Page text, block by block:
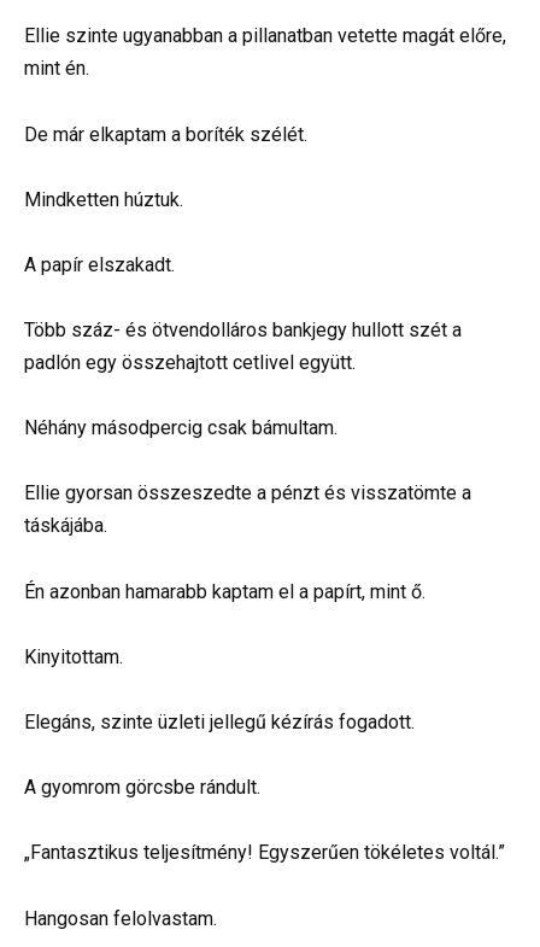
Ellie szinte ugyanabban a pillanatban vetette magát előre,
mint én.
De már elkaptam a boríték szélét.
Mindketten húztuk.
A papír elszakadt.
Több száz- és ötvendolláros bankjegy hullott szét a
padlón egy összehajtott cetlivel együtt.
Néhány másodpercig csak bámultam.
Ellie gyorsan összeszedte a pénzt és visszatömte a
táskájába.
Én azonban hamarabb kaptam el a papírt, mint ő.
Kinyitottam.
Elegáns, szinte üzleti jellegű kézírás fogadott.
A gyomrom görcsbe rándult.
„Fantasztikus teljesítmény! Egyszerűen tökéletes voltál.”
Hangosan felolvastam.